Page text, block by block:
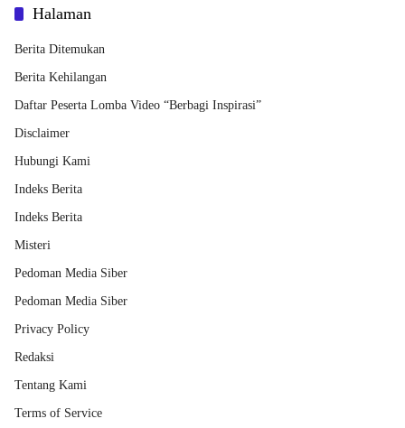
Halaman
Berita Ditemukan
Berita Kehilangan
Daftar Peserta Lomba Video “Berbagi Inspirasi”
Disclaimer
Hubungi Kami
Indeks Berita
Indeks Berita
Misteri
Pedoman Media Siber
Pedoman Media Siber
Privacy Policy
Redaksi
Tentang Kami
Terms of Service